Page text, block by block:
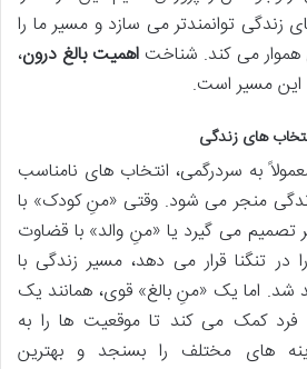
زندگی توانمندتر می سازد و مسیر ما را
هموار می کند. شناخت اهمیت بالغ درون،
این مسیر است.
های زندگی
به سردرگمی، انتخاب های نامناسب
منجر می شود. وقتی «منِ کودک» با
می گیرد یا «منِ والد» با قضاوت
تنگنا قرار می دهد، مسیر زندگی با
شد. اما یک «منِ بالغ» قوی، همانند یک
فرد کمک می کند تا موقعیت ها را به
های مختلف را بسنجد و بهترین